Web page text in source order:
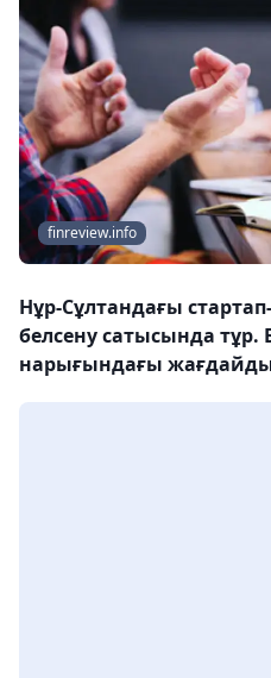
finreview.info
Нұр-Сұлтандағы
белсену сатысында тұр.
нарығындағы